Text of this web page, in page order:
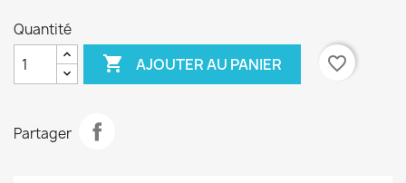
Quantité
 AJOUTER AU PANIER favorite_border
Partager